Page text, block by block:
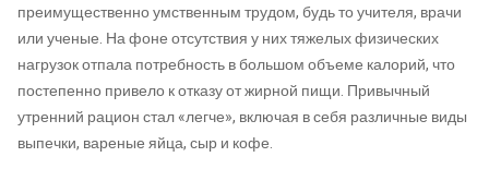
преимущественно умственным трудом, будь то учителя, врачи
или ученые. На фоне отсутствия у них тяжелых физических
нагрузок отпала потребность в большом объеме калорий, что
постепенно привело к отказу от жирной пищи. Привычный
утренний рацион стал «легче», включая в себя различные виды
выпечки, вареные яйца, сыр и кофе.